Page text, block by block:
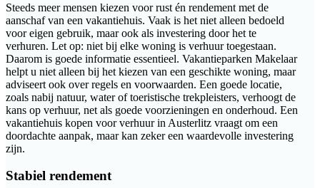
Steeds meer mensen kiezen voor rust én rendement met de
aanschaf van een vakantiehuis. Vaak is het niet alleen bedoeld
voor eigen gebruik, maar ook als investering door het te
verhuren. Let op: niet bij elke woning is verhuur toegestaan.
Daarom is goede informatie essentieel. Vakantieparken Makelaar
helpt u niet alleen bij het kiezen van een geschikte woning, maar
adviseert ook over regels en voorwaarden. Een goede locatie,
zoals nabij natuur, water of toeristische trekpleisters, verhoogt de
kans op verhuur, net als goede voorzieningen en onderhoud. Een
vakantiehuis kopen voor verhuur in Austerlitz vraagt om een
doordachte aanpak, maar kan zeker een waardevolle investering
zijn.
Stabiel rendement